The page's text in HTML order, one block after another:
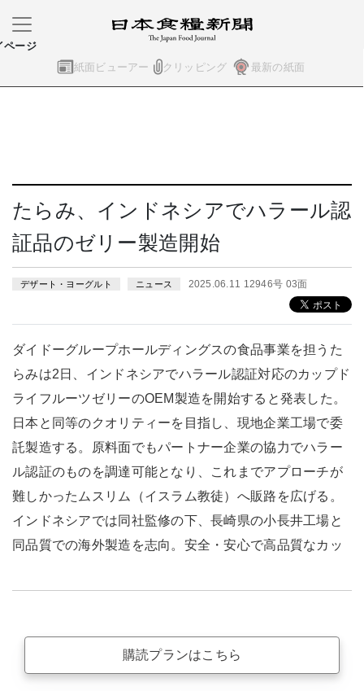
紙面ビューアー クリッピング 最新の紙面
ページ
たらみ、インドネシアでハラール認
証品のゼリー製造開始
デザート・ヨーグルト ニュース 2025.06.11 12946号 03面
ダイドーグループホールディングスの食品事業を担うた
らみは2日、インドネシアでハラール認証対応のカップド
ライフルーツゼリーのOEM製造を開始すると発表した。
日本と同等のクオリティーを目指し、現地企業工場で委
託製造する。原料面でもパートナー企業の協力でハラー
ル認証のものを調達可能となり、これまでアプローチが
難しかったムスリム（イスラム教徒）へ販路を広げる。
インドネシアでは同社監修の下、長崎県の小長井工場と
同品質での海外製造を志向。安全・安心で高品質なカッ
購読プランはこちら